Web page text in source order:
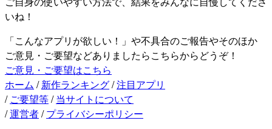
いね！
「こんなアプリが欲しい！」や不具合のご報告やそのほか
ご意見・ご要望などありましたらこちらからどうぞ！
ご意見・ご要望はこちら
ホーム / 新作ランキング/注目アプリ
/ ご要望等/ 当サイトについて
/運営者/ プライバシーポリシー